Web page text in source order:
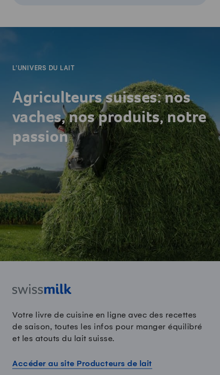
L'UNIVERS DU LAIT
Agriculteurs suisses: nos
vaches, nos produits, notre
passion
Votre livre de cuisine en ligne avec des recettes
de saison, toutes les infos pour manger équilibré
et les atouts du lait suisse.
Accéder au site Producteurs de lait